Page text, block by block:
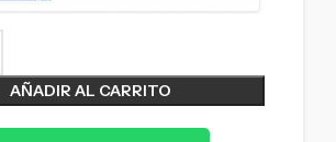
AÑADIR AL CARRITO